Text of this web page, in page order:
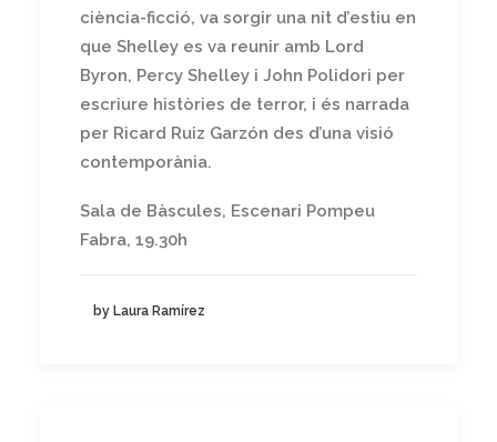
ciència-ficció, va sorgir una nit d’estiu en
que Shelley es va reunir amb Lord
Byron, Percy Shelley i John Polidori per
escriure històries de terror, i és narrada
per Ricard Ruiz Garzón des d’una visió
contemporània.
Sala de Bàscules, Escenari Pompeu
Fabra, 19.30h
by Laura Ramírez